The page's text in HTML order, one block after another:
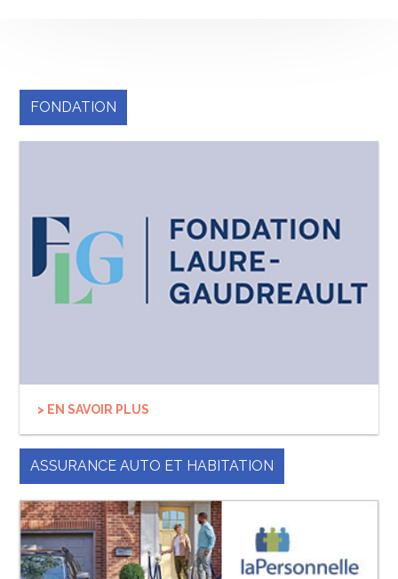
FONDATION
> EN SAVOIR PLUS
ASSURANCE AUTO ET HABITATION